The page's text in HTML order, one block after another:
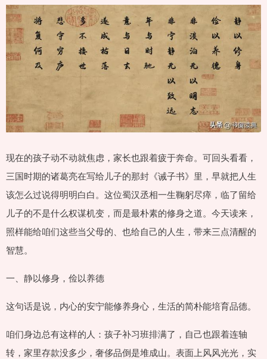
现在的孩子动不动就焦虑，家长也跟着疲于奔命。可回头看看，
三国时期的诸葛亮在写给儿子的那封《诫子书》里，早就把人生
该怎么过说得明明白白。这位蜀汉丞相一生鞠躬尽瘁，临了留给
儿子的不是什么权谋机变，而是最朴素的修身之道。今天读来，
照样能给咱们这些当父母的、也给自己的人生，带来三点清醒的
智慧。
一、静以修身，俭以养德
这句话是说，内心的安宁能修养身心，生活的简朴能培育品德。
咱们身边总有这样的人：孩子补习班排满了，自己也跟着连轴
转，家里存款没多少，奢侈品倒是堆成山。表面上风风光光，实